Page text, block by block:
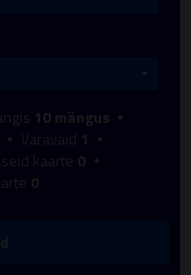
10mängus
Väravaid 1
kaarte 0
0